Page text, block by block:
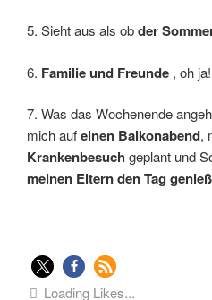
5. Sieht aus als obder
6. Familie und Freunde , oh ja!
7. Was das Wochenende
mich aufeinen Balkonabend,
Krankenbesuch geplant und
meinen Eltern den Tag
Loading Likes...